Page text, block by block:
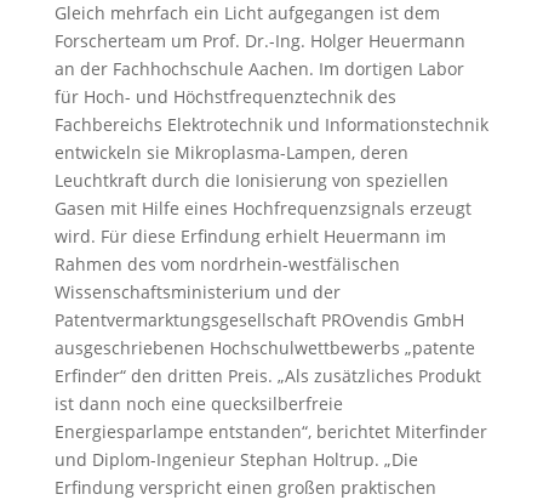
Gleich mehrfach ein Licht aufgegangen ist dem
Forscherteam um Prof. Dr.-Ing. Holger Heuermann
an der Fachhochschule Aachen. Im dortigen Labor
für Hoch- und Höchstfrequenztechnik des
Fachbereichs Elektrotechnik und Informationstechnik
entwickeln sie Mikroplasma-Lampen, deren
Leuchtkraft durch die Ionisierung von speziellen
Gasen mit Hilfe eines Hochfrequenzsignals erzeugt
wird. Für diese Erfindung erhielt Heuermann im
Rahmen des vom nordrhein-westfälischen
Wissenschaftsministerium und der
Patentvermarktungsgesellschaft PROvendis GmbH
ausgeschriebenen Hochschulwettbewerbs „patente
Erfinder“ den dritten Preis. „Als zusätzliches Produkt
ist dann noch eine quecksilberfreie
Energiesparlampe entstanden“, berichtet Miterfinder
und Diplom-Ingenieur Stephan Holtrup. „Die
Erfindung verspricht einen großen praktischen